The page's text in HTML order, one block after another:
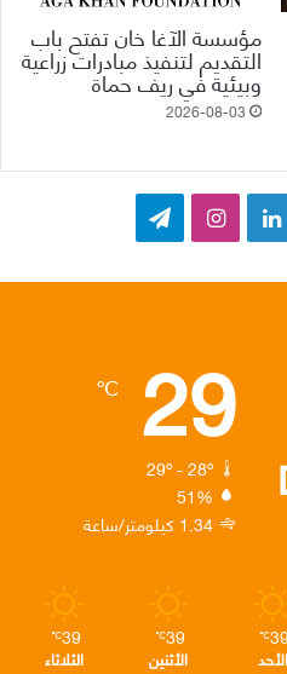
مؤسسة الآغا خان تفتح باب
التقديم لتنفيذ مبادرات زراعية
وبيئية في ريف حماة
2026-08-03
ت
ق
ر
ا
ر
ا
29
℃
29º - 28º
51%
1.34 كيلومتر/ساعة
℃
الأحد
39
℃
الأثنين
39
℃
الثلاثاء